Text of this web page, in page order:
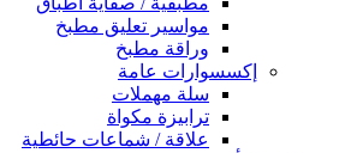
مواسير تعليق مطبخ
وراقة مطبخ
إكسسوارات عامة
سلة مهملات
ترابيزة مكواة
علاقة / شماعات حائطية